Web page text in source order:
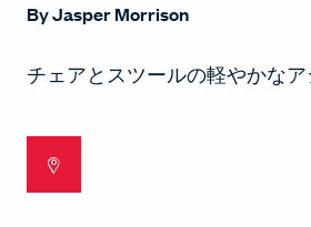
ByJasper Morrison
チェアとスツールの軽やかなア